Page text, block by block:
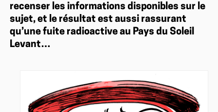
recenser les informations disponibles sur le
sujet, et le résultat est aussi rassurant
qu’une fuite radioactive au Pays du Soleil
Levant…